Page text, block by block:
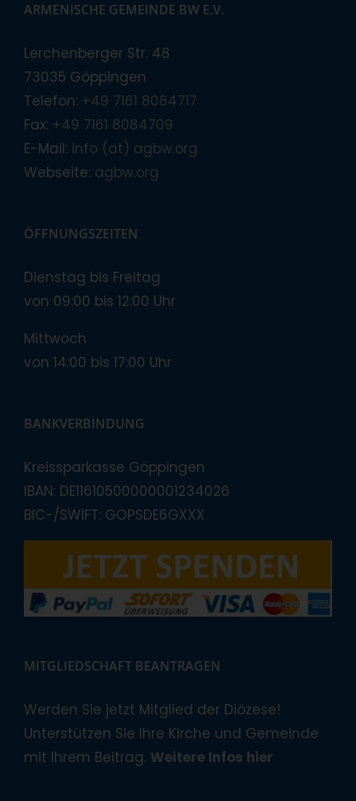
ARMENISCHE GEMEINDE BW E.V.
Lerchenberger Str. 48
73035 Göppingen
Telefon: +49 7161 8084717
Fax: +49 7161 8084709
E-Mail: info (at) agbw.org
Webseite: agbw.org
ÖFFNUNGSZEITEN
Dienstag bis Freitag
von 09:00 bis 12:00 Uhr
Mittwoch
von 14:00 bis 17:00 Uhr
BANKVERBINDUNG
Kreissparkasse Göppingen
IBAN: DE11610500000001234026
BIC-/SWIFT: GOPSDE6GXXX
MITGLIEDSCHAFT BEANTRAGEN
Werden Sie jetzt Mitglied der Diözese!
Unterstützen Sie Ihre Kirche und Gemeinde
mit Ihrem Beitrag. Weitere Infos hier